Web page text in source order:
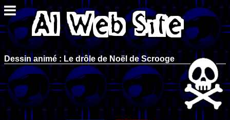
Dessin animé : Le drôle de Noël de Scrooge